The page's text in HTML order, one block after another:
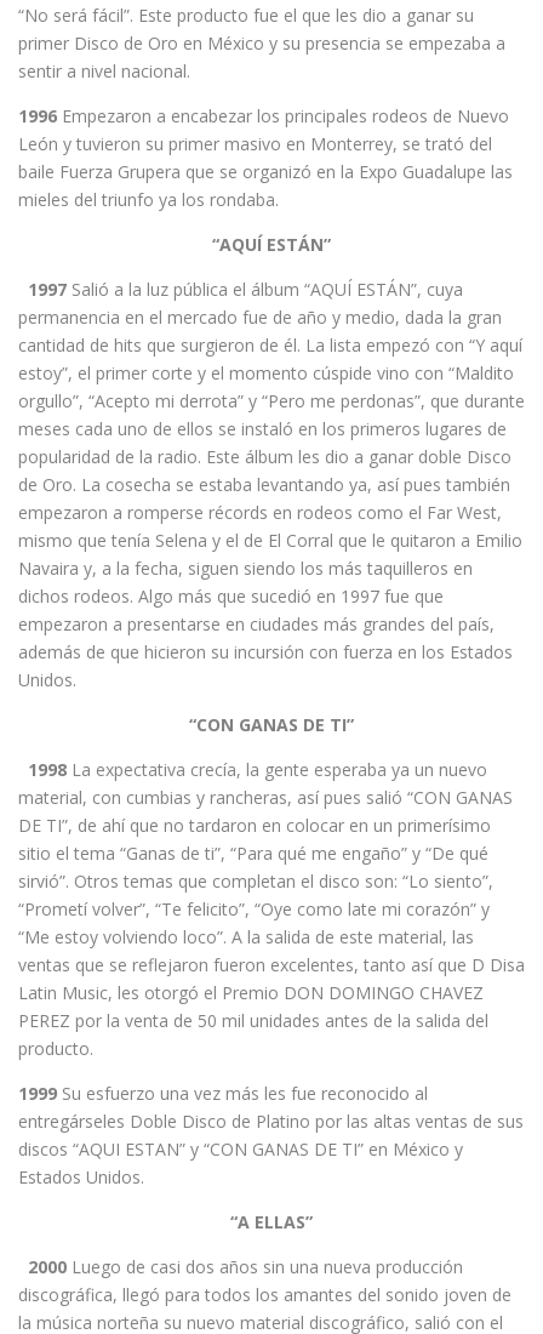
“No será fácil”. Este producto fue el que les dio a ganar su
primer Disco de Oro en México y su presencia se empezaba a
sentir a nivel nacional.
1996 Empezaron a encabezar los principales rodeos de Nuevo
León y tuvieron su primer masivo en Monterrey, se trató del
baile Fuerza Grupera que se organizó en la Expo Guadalupe las
mieles del triunfo ya los rondaba.
“AQUÍ ESTÁN”
1997 Salió a la luz pública el álbum “AQUÍ ESTÁN”, cuya
permanencia en el mercado fue de año y medio, dada la gran
cantidad de hits que surgieron de él. La lista empezó con “Y aquí
estoy”, el primer corte y el momento cúspide vino con “Maldito
orgullo”, “Acepto mi derrota” y “Pero me perdonas”, que durante
meses cada uno de ellos se instaló en los primeros lugares de
popularidad de la radio. Este álbum les dio a ganar doble Disco
de Oro. La cosecha se estaba levantando ya, así pues también
empezaron a romperse récords en rodeos como el Far West,
mismo que tenía Selena y el de El Corral que le quitaron a Emilio
Navaira y, a la fecha, siguen siendo los más taquilleros en
dichos rodeos. Algo más que sucedió en 1997 fue que
empezaron a presentarse en ciudades más grandes del país,
además de que hicieron su incursión con fuerza en los Estados
Unidos.
“CON GANAS DE TI”
1998 La expectativa crecía, la gente esperaba ya un nuevo
material, con cumbias y rancheras, así pues salió “CON GANAS
DE TI”, de ahí que no tardaron en colocar en un primerísimo
sitio el tema “Ganas de ti”, “Para qué me engaño” y “De qué
sirvió”. Otros temas que completan el disco son: “Lo siento”,
“Prometí volver”, “Te felicito”, “Oye como late mi corazón” y
“Me estoy volviendo loco”. A la salida de este material, las
ventas que se reflejaron fueron excelentes, tanto así que D Disa
Latin Music, les otorgó el Premio DON DOMINGO CHAVEZ
PEREZ por la venta de 50 mil unidades antes de la salida del
producto.
1999 Su esfuerzo una vez más les fue reconocido al
entregárseles Doble Disco de Platino por las altas ventas de sus
discos “AQUI ESTAN” y “CON GANAS DE TI” en México y
Estados Unidos.
“A ELLAS”
2000 Luego de casi dos años sin una nueva producción
discográfica, llegó para todos los amantes del sonido joven de
la música norteña su nuevo material discográfico, salió con el